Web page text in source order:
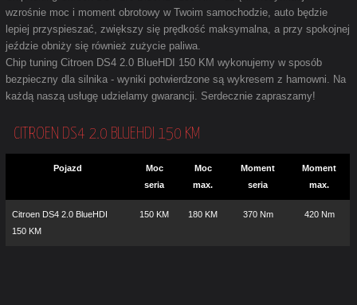
wzrośnie moc i moment obrotowy w Twoim samochodzie, auto będzie
lepiej przyspieszać, zwiększy się prędkość maksymalna, a przy spokojnej
jeździe obniży się również zużycie paliwa.
Chip tuning Citroen DS4 2.0 BlueHDI 150 KM wykonujemy w sposób
bezpieczny dla silnika - wyniki potwierdzone są wykresem z hamowni. Na
każdą naszą usługę udzielamy gwarancji. Serdecznie zapraszamy!
CITROEN DS4 2.0 BLUEHDI 150 KM
Pojazd
Moc
seria
Moc
max.
Moment
seria
Moment
max.
Citroen DS4 2.0 BlueHDI
150 KM
150 KM 180 KM 370 Nm 420 Nm